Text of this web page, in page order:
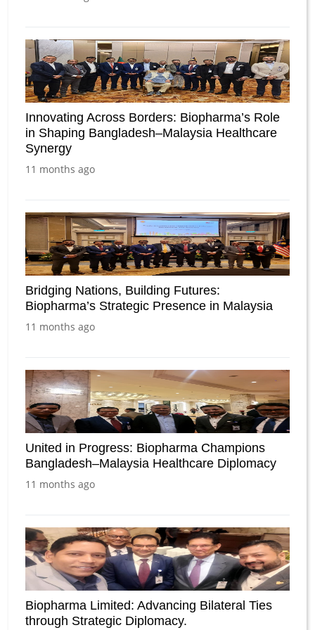
Innovating Across Borders: Biopharma’s Role
in Shaping Bangladesh–Malaysia Healthcare
Synergy
11 months ago
Bridging Nations, Building Futures:
Biopharma’s Strategic Presence in Malaysia
11 months ago
United in Progress: Biopharma Champions
Bangladesh–Malaysia Healthcare Diplomacy
11 months ago
Biopharma Limited: Advancing Bilateral Ties
through Strategic Diplomacy.